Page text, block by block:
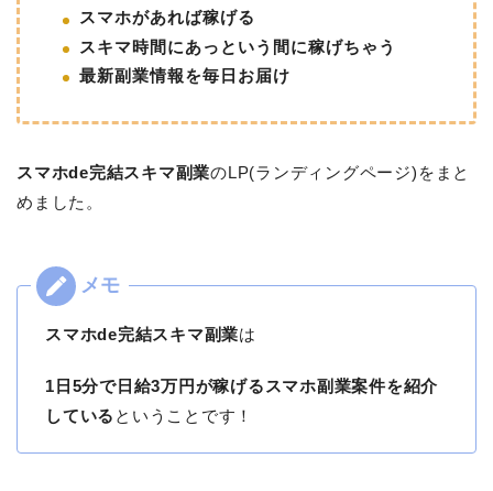
スマホがあれば稼げる
スキマ時間にあっという間に稼げちゃう
最新副業情報を毎日お届け
スマホde完結スキマ副業のLP(ランディングページ)をまと
めました。
スマホde完結スキマ副業は
1日5分で日給3万円が稼げるスマホ副業案件を紹介
している ということです！